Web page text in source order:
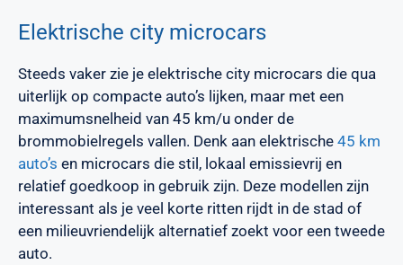
Elektrische city microcars
Steeds vaker zie je elektrische city microcars die qua
uiterlijk op compacte auto’s lijken, maar met een
maximumsnelheid van 45 km/u onder de
brommobielregels vallen. Denk aan elektrische 45 km
auto’s en microcars die stil, lokaal emissievrij en
relatief goedkoop in gebruik zijn. Deze modellen zijn
interessant als je veel korte ritten rijdt in de stad of
een milieuvriendelijk alternatief zoekt voor een tweede
auto.